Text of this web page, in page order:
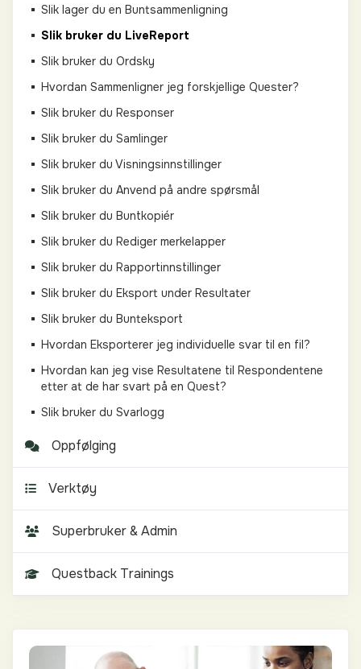
Slik lager du en Buntsammenligning
Slik bruker du LiveReport
Slik bruker du Ordsky
Hvordan Sammenligner jeg forskjellige Quester?
Slik bruker du Responser
Slik bruker du Samlinger
Slik bruker du Visningsinnstillinger
Slik bruker du Anvend på andre spørsmål
Slik bruker du Buntkopiér
Slik bruker du Rediger merkelapper
Slik bruker du Rapportinnstillinger
Slik bruker du Eksport under Resultater
Slik bruker du Bunteksport
Hvordan Eksporterer jeg individuelle svar til en fil?
Hvordan kan jeg vise Resultatene til Respondentene
etter at de har svart på en Quest?
Slik bruker du Svarlogg
Oppfølging
Verktøy
Superbruker & Admin
Questback Trainings